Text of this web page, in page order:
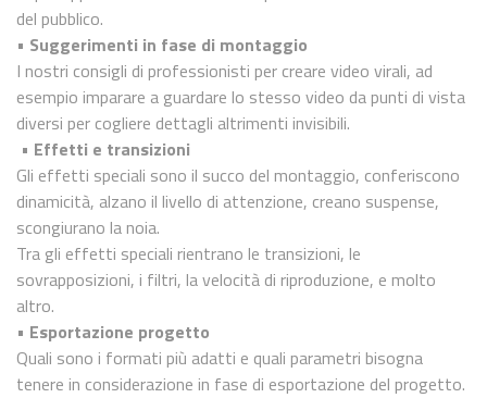
del pubblico.
• Suggerimenti in fase di montaggio
I nostri consigli di professionisti per creare video virali, ad
esempio imparare a guardare lo stesso video da punti di vista
diversi per cogliere dettagli altrimenti invisibili.
• Effetti e transizioni
Gli effetti speciali sono il succo del montaggio, conferiscono
dinamicità, alzano il livello di attenzione, creano suspense,
scongiurano la noia.
Tra gli effetti speciali rientrano le transizioni, le
sovrapposizioni, i filtri, la velocità di riproduzione, e molto
altro.
• Esportazione progetto
Quali sono i formati più adatti e quali parametri bisogna
tenere in considerazione in fase di esportazione del progetto.